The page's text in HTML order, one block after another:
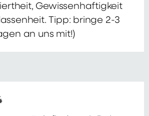
Gewissenhaftigkeit
Tipp: bringe 2-3
an uns mit!)